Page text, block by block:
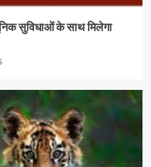
सुविधाओं के साथ मिलेगा